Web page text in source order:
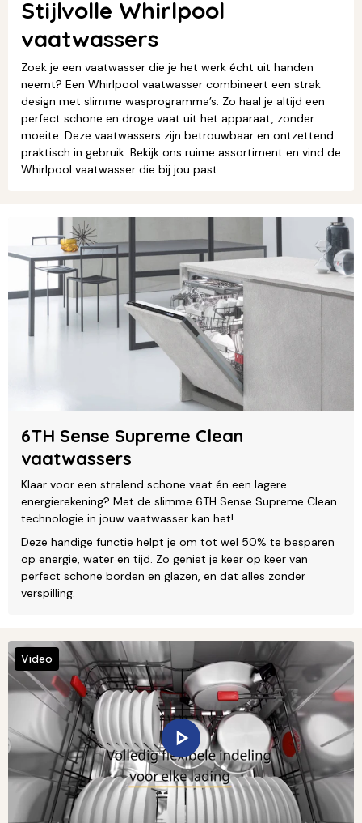
Stijlvolle Whirlpool
vaatwassers
Zoek je een vaatwasser die je het werk écht uit handen
neemt? Een Whirlpool vaatwasser combineert een strak
design met slimme wasprogramma’s. Zo haal je altijd een
perfect schone en droge vaat uit het apparaat, zonder
moeite. Deze vaatwassers zijn betrouwbaar en ontzettend
praktisch in gebruik. Bekijk ons ruime assortiment en vind de
Whirlpool vaatwasser die bij jou past.
6TH Sense Supreme Clean
vaatwassers
Klaar voor een stralend schone vaat én een lagere
energierekening? Met de slimme 6TH Sense Supreme Clean
technologie in jouw vaatwasser kan het!
Deze handige functie helpt je om tot wel 50% te besparen
op energie, water en tijd. Zo geniet je keer op keer van
perfect schone borden en glazen, en dat alles zonder
verspilling.
Video